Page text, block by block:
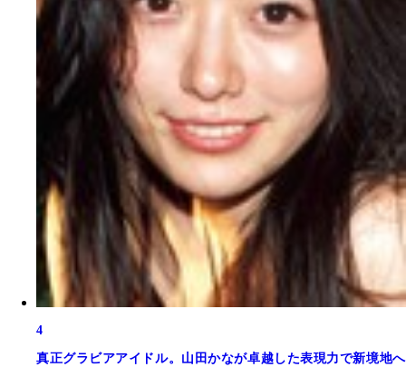
4
真正グラビアアイドル。山田かなが卓越した表現力で新境地へ